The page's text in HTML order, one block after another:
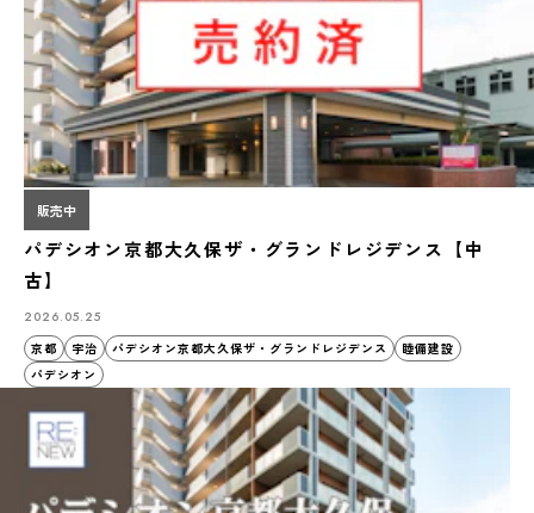
販売中
パデシオン京都大久保ザ・グランドレジデンス【中
古】
2026.05.25
京都
宇治 パデシオン京都大久保ザ・グランドレジデンス
睦備建設
パデシオン